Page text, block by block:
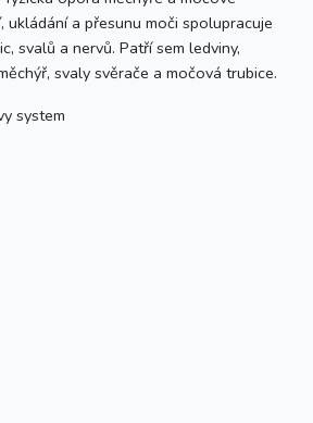
ukládání a přesunu moči spolupracuje
svalů a nervů. Patří sem ledviny,
svaly svěrače a močová trubice.